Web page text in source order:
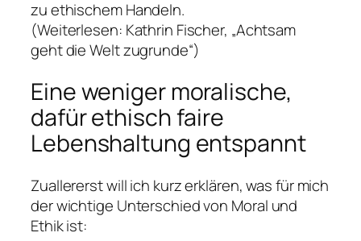
zu ethischem Handeln.
(Weiterlesen: Kathrin Fischer, „Achtsam
geht die Welt zugrunde“)
Eine weniger moralische,
dafür ethisch faire
Lebenshaltung entspannt
Zuallererst will ich kurz erklären, was für mich
der wichtige Unterschied von Moral und
Ethikist: